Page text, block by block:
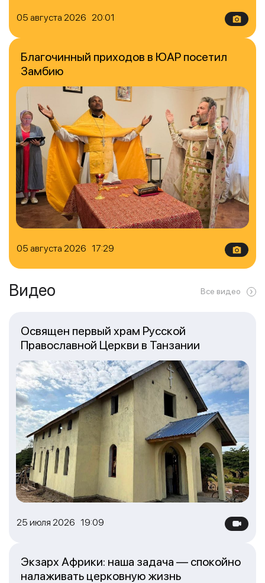
05 августа 2026 20:01
05 августа 2026 17:29
Благочинный приходов в ЮАР посетил
Замбию
Видео Все видео
25 июля 2026 19:09
Освящен первый храм Русской
Православной Церкви в Танзании
Экзарх Африки: наша задача — спокойно
налаживать церковную жизнь